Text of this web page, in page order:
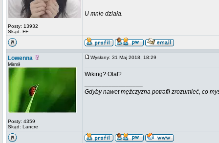
Posty: 13932
Skąd: FF
U mnie działa.
Lowenna
Mirmił
Posty: 4359
Skąd: Lancre
Wysłany: 31 Maj 2018, 18:29
Wiking? Olaf?
Gdyby nawet mężczyzna potrafił zrozumieć, co